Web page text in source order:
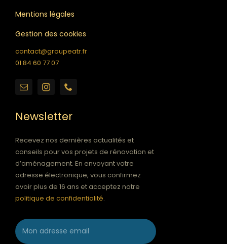
Mentions légales
Gestion des cookies
contact@groupeatr.fr
01 84 60 77 07
Newsletter
Recevez nos dernières actualités et
conseils pour vos projets de rénovation et
d’aménagement. En envoyant votre
adresse électronique, vous confirmez
avoir plus de 16 ans et acceptez notre
politique de confidentialité.